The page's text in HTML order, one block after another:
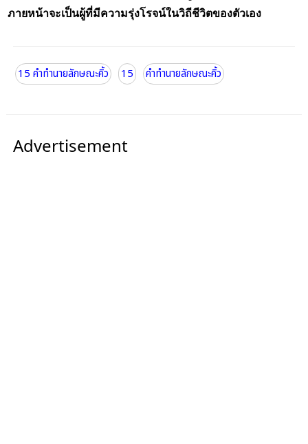
ภายหน้าจะเป็นผู้ที่มีความรุ่งโรจน์ในวิถีชีวิตของตัวเอง
15 คำทำนายลักษณะคิ้ว 15 คำทำนายลักษณะคิ้ว
Advertisement